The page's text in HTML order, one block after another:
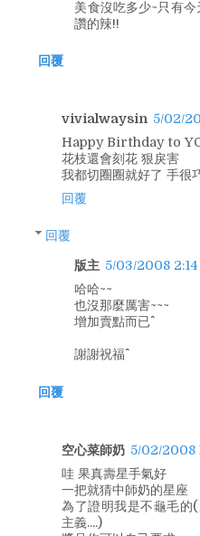
美食沒吃多少~只有
讚的辣!!
回覆
vivialwaysin 5/02/
Happy Birthday to
花枝還會刻花 狠戾害
我都切圈圈就好了 手很
回覆
回覆
版主 5/03/2008 2:14
哈哈~~
也沒那麼厲害~~~
增加賣點而已^^
謝謝祝福^^
回覆
空心菜師奶 5/02/2008
哇 果真壽星手氣好
一把就猜中師奶的星座
為了證明我是不龜毛的
主義....)